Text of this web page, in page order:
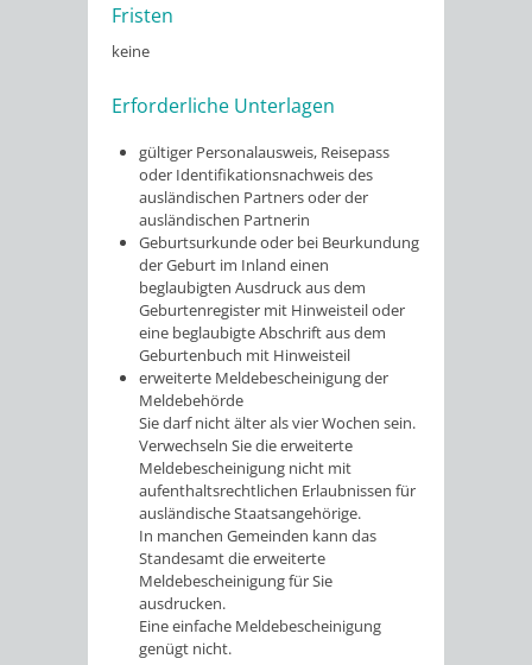
Fristen
keine
Erforderliche Unterlagen
gültiger Personalausweis, Reisepass
oder Identifikationsnachweis des
ausländischen Partners oder der
ausländischen Partnerin
Geburtsurkunde oder bei Beurkundung
der Geburt im Inland einen
beglaubigten Ausdruck aus dem
Geburtenregister mit Hinweisteil oder
eine beglaubigte Abschrift aus dem
Geburtenbuch mit Hinweisteil
erweiterte Meldebescheinigung der
Meldebehörde
Sie darf nicht älter als vier Wochen sein.
Verwechseln Sie die erweiterte
Meldebescheinigung nicht mit
aufenthaltsrechtlichen Erlaubnissen für
ausländische Staatsangehörige.
In manchen Gemeinden kann das
Standesamt die erweiterte
Meldebescheinigung für Sie
ausdrucken.
Eine einfache Meldebescheinigung
genügt nicht.